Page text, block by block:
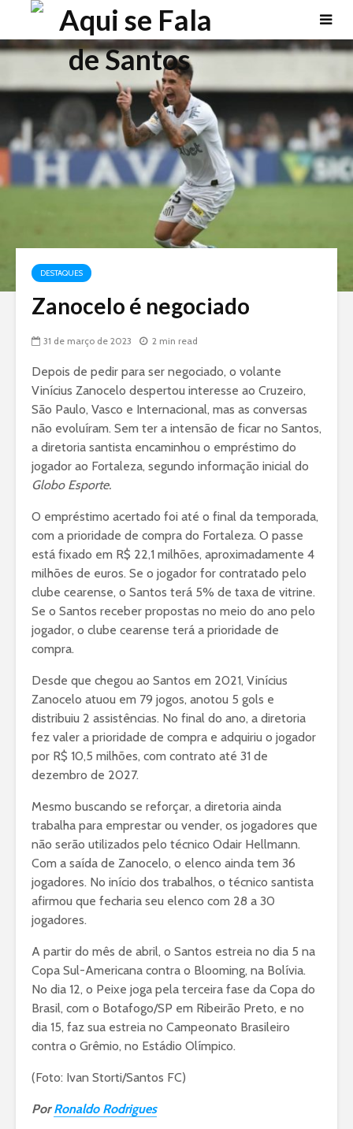
DESTAQUES
Zanocelo é negociado
31 de março de 2023 2 min read
Depois de pedir para ser negociado, o volante
Vinícius Zanocelo despertou interesse ao Cruzeiro,
São Paulo, Vasco e Internacional, mas as conversas
não evoluíram. Sem ter a intensão de ficar no Santos,
a diretoria santista encaminhou o empréstimo do
jogador ao Fortaleza, segundo informação inicial do
Globo Esporte.
O empréstimo acertado foi até o final da temporada,
com a prioridade de compra do Fortaleza. O passe
está fixado em R$ 22,1 milhões, aproximadamente 4
milhões de euros. Se o jogador for contratado pelo
clube cearense, o Santos terá 5% de taxa de vitrine.
Se o Santos receber propostas no meio do ano pelo
jogador, o clube cearense terá a prioridade de
compra.
Desde que chegou ao Santos em 2021, Vinícius
Zanocelo atuou em 79 jogos, anotou 5 gols e
distribuiu 2 assistências. No final do ano, a diretoria
fez valer a prioridade de compra e adquiriu o jogador
por R$ 10,5 milhões, com contrato até 31 de
dezembro de 2027.
Mesmo buscando se reforçar, a diretoria ainda
trabalha para emprestar ou vender, os jogadores que
não serão utilizados pelo técnico Odair Hellmann.
Com a saída de Zanocelo, o elenco ainda tem 36
jogadores. No início dos trabalhos, o técnico santista
afirmou que fecharia seu elenco com 28 a 30
jogadores.
A partir do mês de abril, o Santos estreia no dia 5 na
Copa Sul-Americana contra o Blooming, na Bolívia.
No dia 12, o Peixe joga pela terceira fase da Copa do
Brasil, com o Botafogo/SP em Ribeirão Preto, e no
dia 15, faz sua estreia no Campeonato Brasileiro
contra o Grêmio, no Estádio Olímpico.
(Foto: Ivan Storti/Santos FC)
PorRonaldo Rodrigues